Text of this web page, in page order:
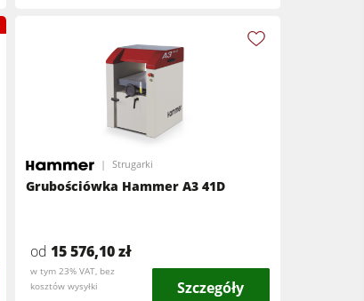
Strugarki
Grubościówka Hammer A3 41D
od 15 576,10 zł
w tym 23% VAT, bez
kosztów wysyłki
Szczegóły